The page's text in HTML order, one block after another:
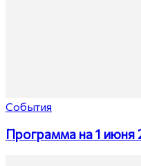
События
Программа на 1 июня